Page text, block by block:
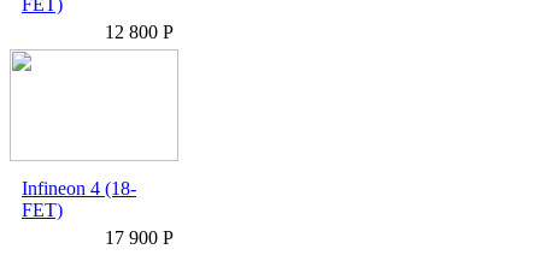
12 800 Р
Infineon 4 (18-
FET)
17 900 Р